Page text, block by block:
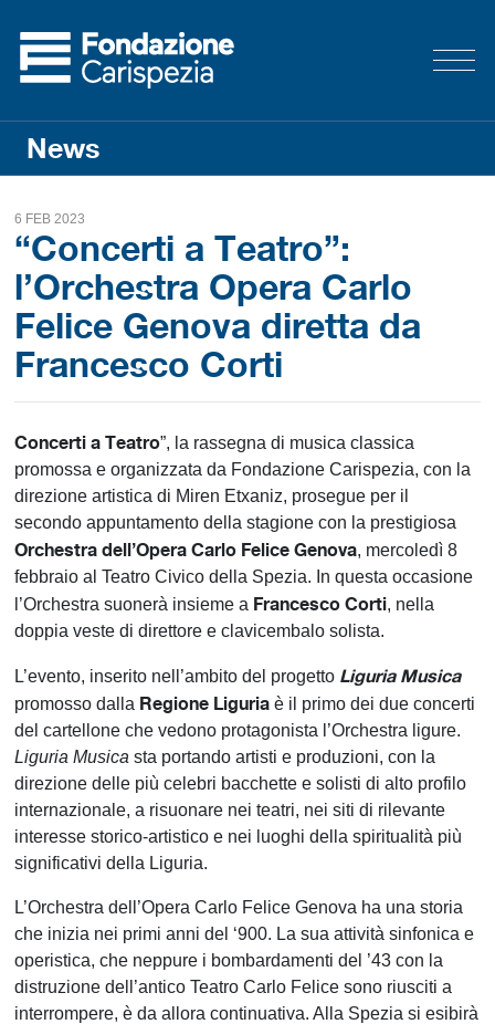
News
6 FEB 2023
“Concerti a Teatro”:
l’Orchestra Opera Carlo
Felice Genova diretta da
Francesco Corti
Concerti a Teatro”, la rassegna di musica classica
promossa e organizzata da Fondazione Carispezia, con la
direzione artistica di Miren Etxaniz, prosegue per il
secondo appuntamento della stagione con la prestigiosa
Orchestra dell’Opera Carlo Felice Genova, mercoledì 8
febbraio al Teatro Civico della Spezia. In questa occasione
l’Orchestra suonerà insieme a Francesco Corti, nella
doppia veste di direttore e clavicembalo solista.
L’evento, inserito nell’ambito del progetto Liguria Musica
promosso dalla Regione Liguria è il primo dei due concerti
del cartellone che vedono protagonista l’Orchestra ligure.
Liguria Musicasta portando artisti e produzioni, con la
direzione delle più celebri bacchette e solisti di alto profilo
internazionale, a risuonare nei teatri, nei siti di rilevante
interesse storico-artistico e nei luoghi della spiritualità più
significativi della Liguria.
L’Orchestra dell’Opera Carlo Felice Genova ha una storia
che inizia nei primi anni del ‘900. La sua attività sinfonica e
operistica, che neppure i bombardamenti del ’43 con la
distruzione dell’antico Teatro Carlo Felice sono riusciti a
interrompere, è da allora continuativa. Alla Spezia si esibirà